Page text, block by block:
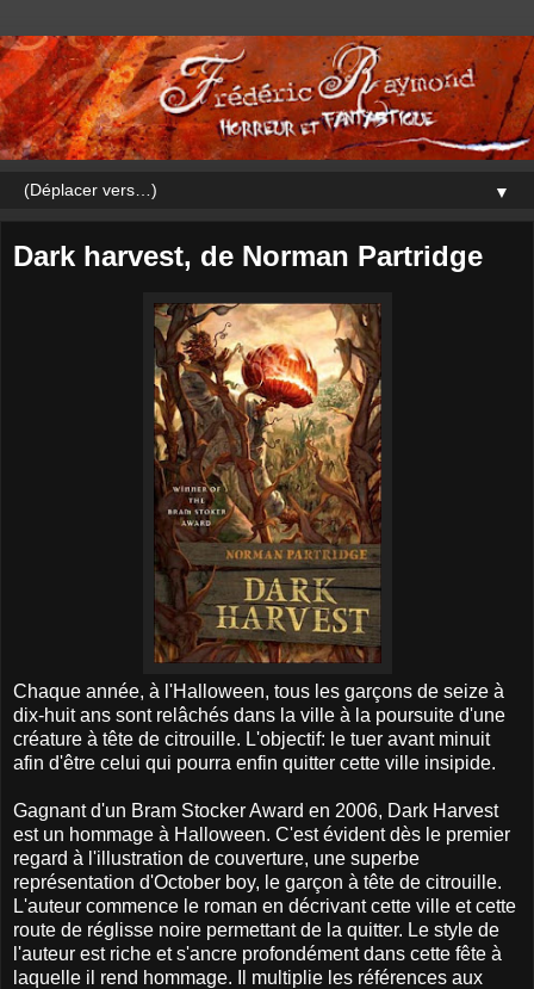
▼
Dark harvest, de Norman Partridge
Chaque année, à l'Halloween, tous les garçons de seize à
dix-huit ans sont relâchés dans la ville à la poursuite d'une
créature à tête de citrouille. L'objectif: le tuer avant minuit
afin d'être celui qui pourra enfin quitter cette ville insipide.
Gagnant d'un Bram Stocker Award en 2006, Dark Harvest
est un hommage à Halloween. C'est évident dès le premier
regard à l'illustration de couverture, une superbe
représentation d'October boy, le garçon à tête de citrouille.
L'auteur commence le roman en décrivant cette ville et cette
route de réglisse noire permettant de la quitter. Le style de
l'auteur est riche et s'ancre profondément dans cette fête à
laquelle il rend hommage. Il multiplie les références aux